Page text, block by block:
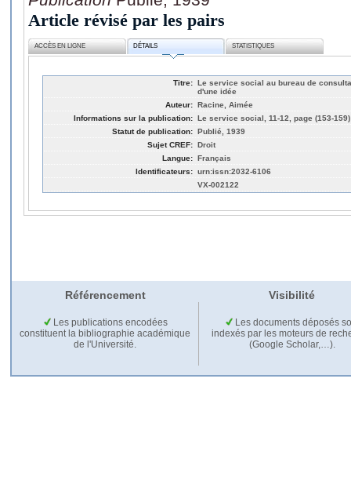
Article révisé par les pairs
ACCÈS EN LIGNE DÉTAILS STATISTIQUES
Titre: Le service social au bureau de
d'une idée
Auteur: Racine, Aimée
Informations sur la publication: Le service social, 11-12, page (153-159)
Statut de publication: Publié, 1939
Sujet CREF: Droit
Langue: Français
Identificateurs: urn:issn:2032-6106
VX-002122
Référencement Visibilité
Les publications encodées
constituent la bibliographie académique
de l'Université.
Les documents déposés
indexés par les moteurs de
(Google Scholar,…).